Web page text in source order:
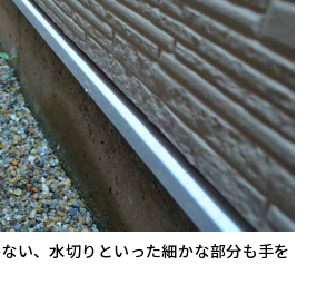
い、水切りといった細かな部分も手を